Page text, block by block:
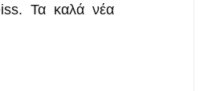
Τα καλά νέα